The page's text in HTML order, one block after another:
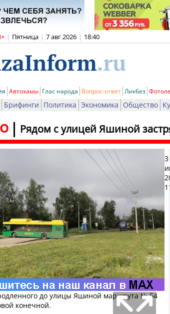
| Пятница | 7 авг 2026 | 18:40
Автохамы Глас народа Вопрос-ответ Ликбез
Брифинги Политика Экономика Общество
Рядом с улицей Яшиной
3
до улицы Яшиной маршрута № 54
конечной.